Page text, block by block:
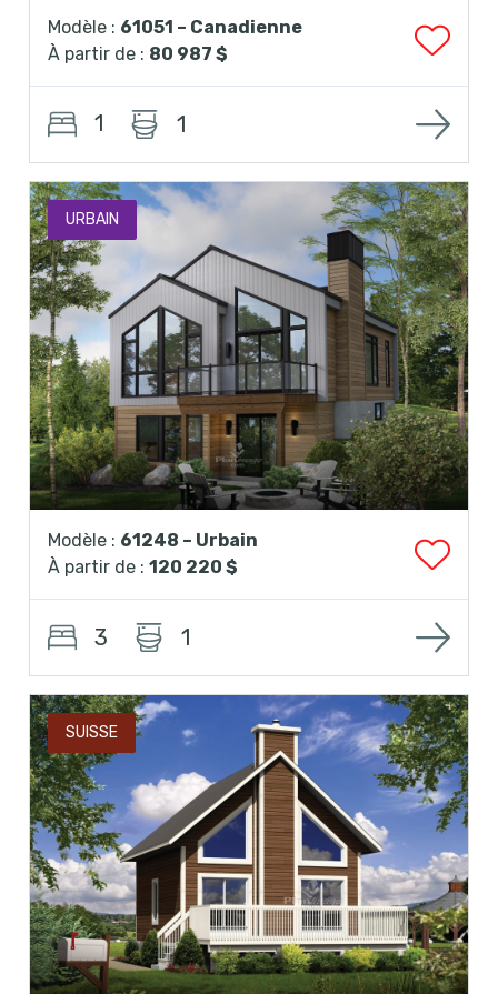
Modèle : 61051 – Canadienne
À partir de : 80 987 $
1 1
URBAIN
Modèle : 61248 – Urbain
À partir de : 120 220 $
3 1
SUISSE